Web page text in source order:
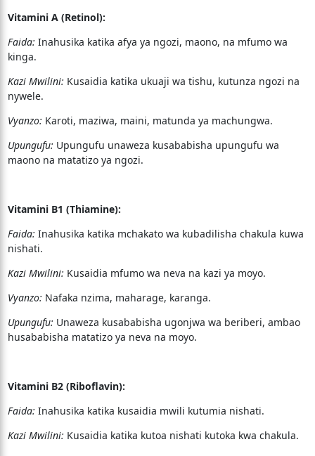
Vitamini A (Retinol):
Faida: Inahusika katika afya ya ngozi, maono, na mfumo wa
kinga.
Kazi Mwilini: Kusaidia katika ukuaji wa tishu, kutunza ngozi na
nywele.
Vyanzo: Karoti, maziwa, maini, matunda ya machungwa.
Upungufu: Upungufu unaweza kusababisha upungufu wa
maono na matatizo ya ngozi.
Vitamini B1 (Thiamine):
Faida: Inahusika katika mchakato wa kubadilisha chakula kuwa
nishati.
Kazi Mwilini: Kusaidia mfumo wa neva na kazi ya moyo.
Vyanzo: Nafaka nzima, maharage, karanga.
Upungufu: Unaweza kusababisha ugonjwa wa beriberi, ambao
husababisha matatizo ya neva na moyo.
Vitamini B2 (Riboflavin):
Faida: Inahusika katika kusaidia mwili kutumia nishati.
Kazi Mwilini: Kusaidia katika kutoa nishati kutoka kwa chakula.